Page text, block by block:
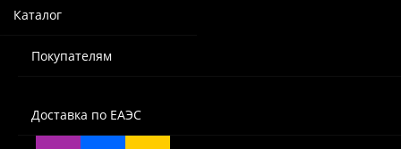
Каталог
Покупателям
Доставка по ЕАЭС